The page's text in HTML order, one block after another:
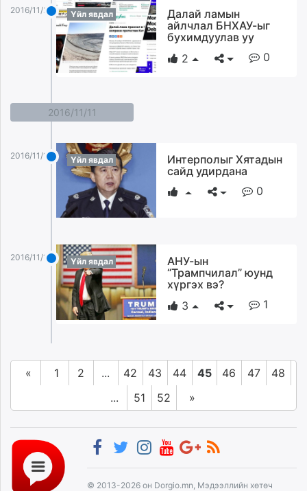
2016/11/23 Үйл явдал
Далай ламын
айлчлал БНХАУ-ыг
бухимдуулав уу
2
0
2016/11/11
2016/11/11 Үйл явдал
Интерполыг Хятадын
сайд удирдана
0
2016/11/11 Үйл явдал
АНУ-ын
“Трампчилал” юунд
хүргэх вэ?
3
1
« 1 2 ... 42 43 44 45 46 47
48
...
51 52 »
© 2013-2026 он Dorgio.mn, Мэдээллийн хөтөч